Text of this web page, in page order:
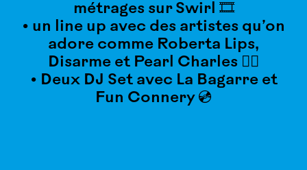
métrages sur Swirl 🎞
• un line up avec des artistes qu’on
adore comme Roberta Lips,
Disarme et Pearl Charles 🧚‍♀️
• Deux DJ Set avec La Bagarre et
Fun Connery 💿